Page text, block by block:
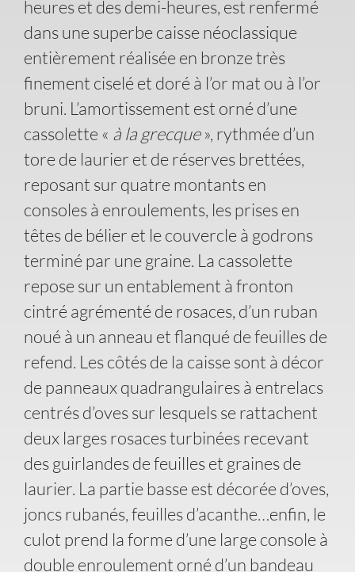
heures et des demi-heures, est renfermé
dans une superbe caisse néoclassique
entièrement réalisée en bronze très
finement ciselé et doré à l’or mat ou à l’or
bruni. L’amortissement est orné d’une
cassolette « à la grecque», rythmée d’un
tore de laurier et de réserves brettées,
reposant sur quatre montants en
consoles à enroulements, les prises en
têtes de bélier et le couvercle à godrons
terminé par une graine. La cassolette
repose sur un entablement à fronton
cintré agrémenté de rosaces, d’un ruban
noué à un anneau et flanqué de feuilles de
refend. Les côtés de la caisse sont à décor
de panneaux quadrangulaires à entrelacs
centrés d’oves sur lesquels se rattachent
deux larges rosaces turbinées recevant
des guirlandes de feuilles et graines de
laurier. La partie basse est décorée d’oves,
joncs rubanés, feuilles d’acanthe…enfin, le
culot prend la forme d’une large console à
double enroulement orné d’un bandeau